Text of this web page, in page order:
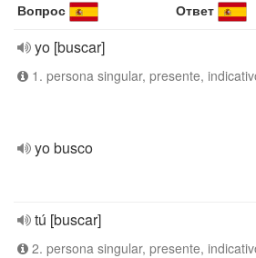
Вопрос Ответ
yo [buscar]
1. persona singular, presente,
yo busco
tú [buscar]
2. persona singular, presente,